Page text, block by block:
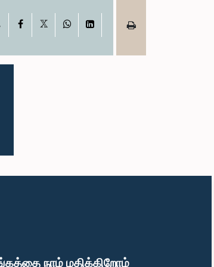
நாம் மதிக்கிறோம்
Facebook WhatsAppLinkedIn